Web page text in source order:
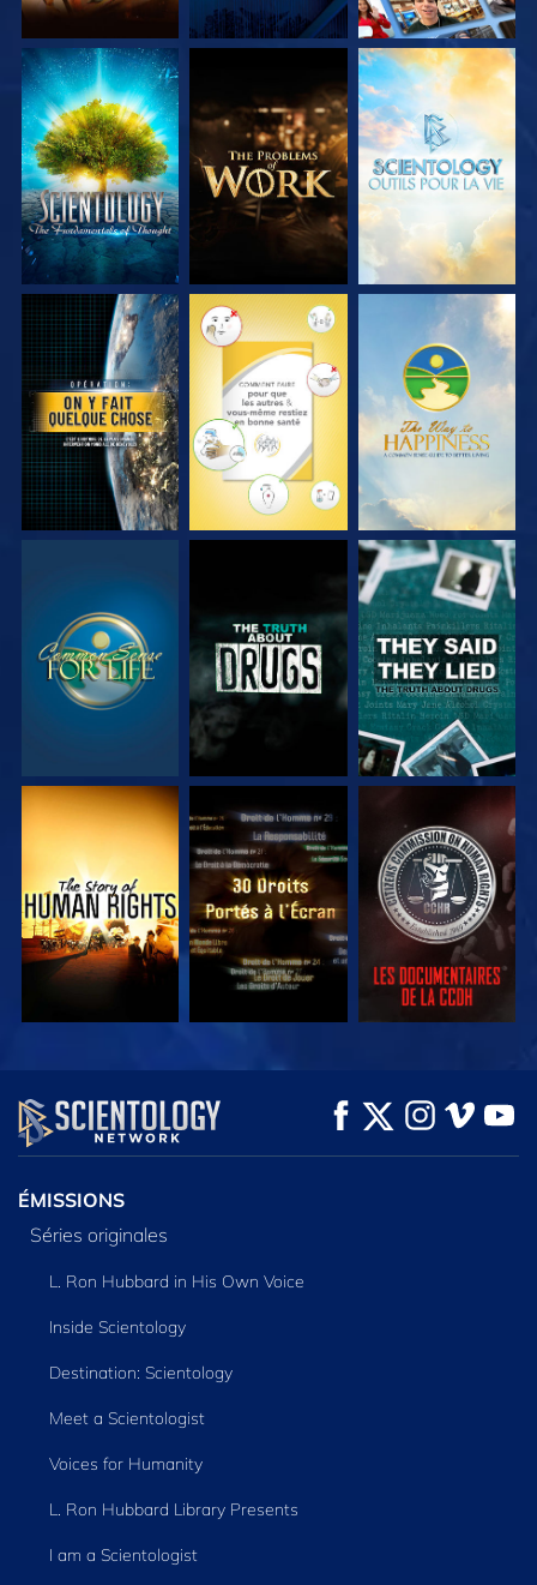
DÉCOUVRIR LES
SÉRIES
DÉCOUVRIR LES
SÉRIES
DÉCOUVRIR LES
SÉRIES
REGARDER REGARDER REGARDER
REGARDER REGARDER REGARDER
REGARDER REGARDER REGARDER
REGARDER REGARDER
DÉCOUVRIR LES
SÉRIES
ÉMISSIONS
Séries originales
L. Ron Hubbard in His Own Voice
Inside Scientology
Destination: Scientology
Meet a Scientologist
Voices for Humanity
L. Ron Hubbard Library Presents
I am a Scientologist